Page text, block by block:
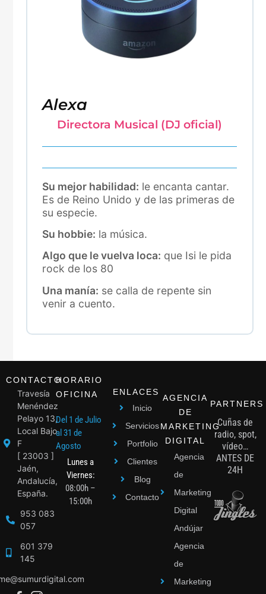
Alexa
Directora Musical (DJ oficial)
Su mejor habilidad: le encanta cantar.
Es de Reino Unido y de las primeras de
su especie.
Su hobbie: la música.
Algo que le vuelva loca: que Isi le pida
rock de los 80
Una manía: se calla de repente sin
venir a cuento.
CONTACTO
Travesía
Menéndez
Pelayo 13,
Local Bajo
F
[ 23003 ]
Jaén,
Andalucía,
España.
953 083
057
601 379
145
HORARIO
OFICINA
Del 1 de Julio
al 31 de
Agosto
Lunes a
Viernes:
08:00h –
15:00h
ENLACES
Inicio
Servicios
Portfolio
Clientes
Blog
Contacto
AGENCIA
DE
MARKETING
DIGITAL
Agencia
de
Marketing
Digital
Andújar
Agencia
de
Marketing
PARTNERS
Cuñas de
radio, spot,
vídeo…
ANTES DE
24H